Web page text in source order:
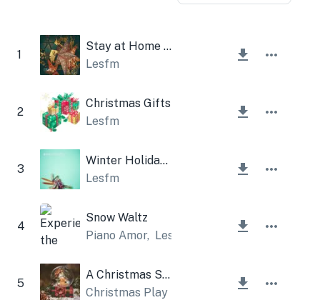
1
Stay at Home for Christmas
Lesfm
2
Christmas Gifts
Lesfm
3
Winter Holidays
Lesfm
4
Snow Waltz
Piano Amor, Lesfm
5
A Christmas Story
Christmas Play